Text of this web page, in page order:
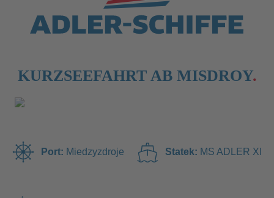
KURZSEEFAHRT AB MISDROY
Miedzyzdroje MS ADLER XI